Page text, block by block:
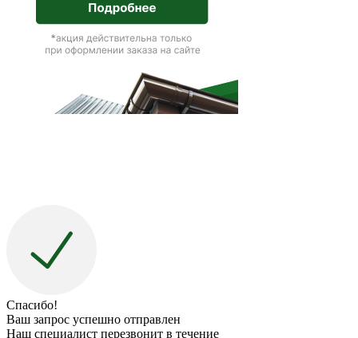
Спасибо!
Ваш запрос успешно отправлен
Наш специалист перезвонит в течение